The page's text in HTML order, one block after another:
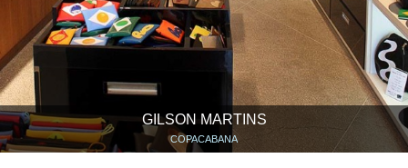
GILSON MARTINS
COPACABANA